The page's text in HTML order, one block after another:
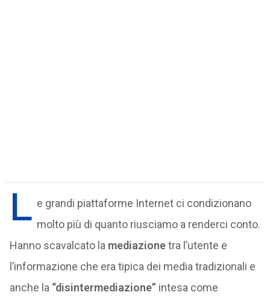
L e grandi piattaforme Internet ci condizionano
molto più di quanto riusciamo a renderci conto.
Hanno scavalcato la mediazionetra l’utente e
l’informazione che era tipica dei media tradizionali e
anche la “disintermediazione” intesa come